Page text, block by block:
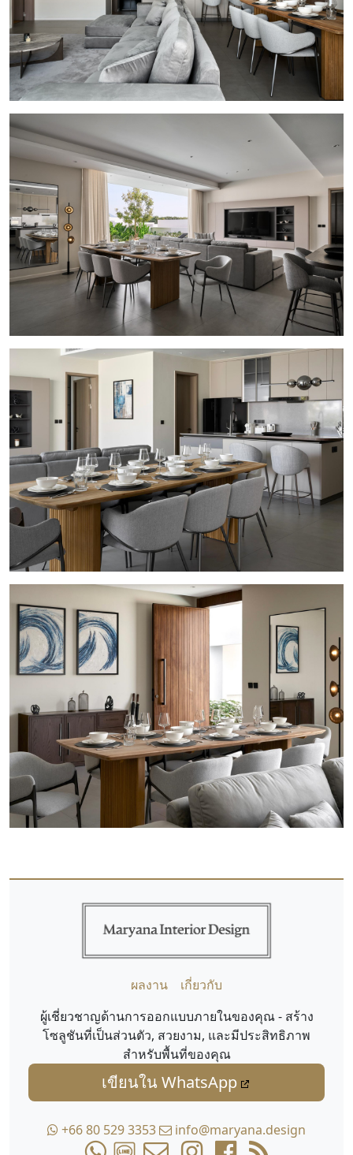
ผลงาน
เกี่ยวกับ
ผู้เชี่ยวชาญด้านการออกแบบภายในของคุณ - สร้าง
โซลูชันที่เป็นส่วนตัว, สวยงาม, และมีประสิทธิภาพ
สำหรับพื้นที่ของคุณ
เขียนใน WhatsApp
+66 80 529 3353 info@maryana.design